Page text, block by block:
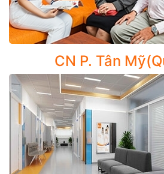
các cấu trúc bên trong, phát
Gói Tầm soát ung thư Tuyến
thư Phổi, Tầm soát Hen và
Dịch vụ tiểu phẫu – thủ thuật
- Cắt phanh lưỡi
- Rửa tai, lấy ráy tai
- Hút rửa mũi xoang
- Lấy dị vật tai – mũi – họng
CN P. Tân